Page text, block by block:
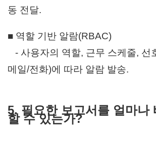
동 전달.
■ 역할 기반 알람(RBAC)
- 사용자의 역할, 근무 스케줄, 선
메일/전화)에 따라 알람 발송.
5. 필요한 보고서를 얼마나
할 수 있는가?